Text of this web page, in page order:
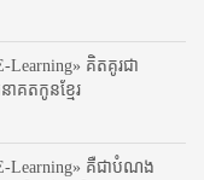
Learning» គិតគូរជា
ាគតកូនខ្មែរ
Learning» គឺជាបំណង